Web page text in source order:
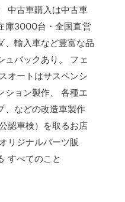
中古車購入は中古車
庫3000台・全国直営
、輸入車など豊富な品
ュバックあり。 フェ
オートはサスペンシ
ション製作、 各種エ
、などの改造車製作
認車検）を取るお店
リジナルパーツ販
すべてのこと